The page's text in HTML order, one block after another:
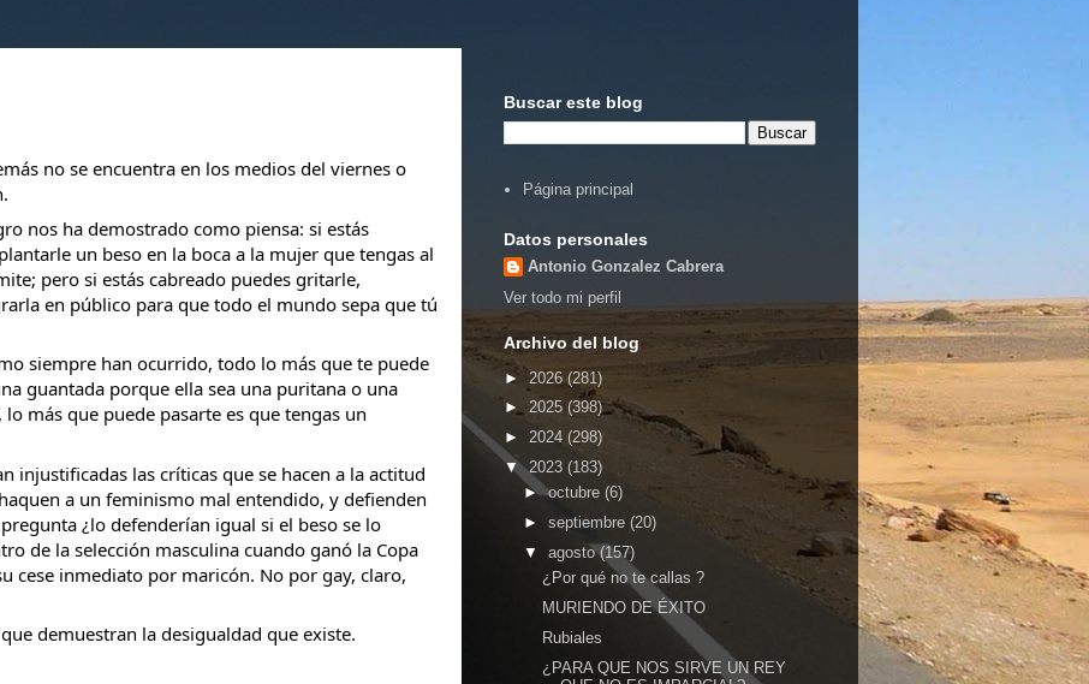
no se encuentra en los medios del viernes o
nos ha demostrado como piensa: si estás
un beso en la boca a la mujer que tengas al
pero si estás cabreado puedes gritarle,
en público para que todo el mundo sepa que tú
siempre han ocurrido, todo lo más que te puede
guantada porque ella sea una puritana o una
más que puede pasarte es que tengas un
injustificadas las críticas que se hacen a la actitud
a un feminismo mal entendido, y defienden
¿lo defenderían igual si el beso se lo
de la selección masculina cuando ganó la Copa
cese inmediato por maricón. No por gay, claro,
demuestran la desigualdad que existe.
Buscar este blog
Página principal
Datos personales
Antonio Gonzalez Cabrera
Ver todo mi perfil
Archivo del blog
► 2026 (281)
► 2025 (398)
► 2024 (298)
▼2023 (183)
►octubre (6)
► septiembre (20)
▼ agosto(157)
¿Por qué no te callas ?
MURIENDO DE ÉXITO
Rubiales
¿PARA QUE NOS SIRVE UN REY